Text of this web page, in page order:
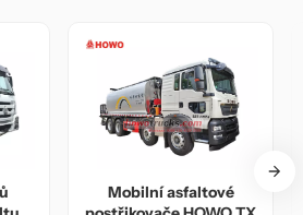
asfaltové
Distributor